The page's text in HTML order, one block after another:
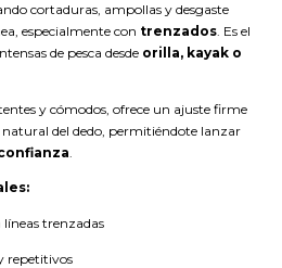
cortaduras, ampollas y desgaste
especialmente con trenzados. Es el
de pesca desde orilla, kayak o
y cómodos, ofrece un ajuste firme
del dedo, permitiéndote lanzar
.
trenzadas
repetitivos